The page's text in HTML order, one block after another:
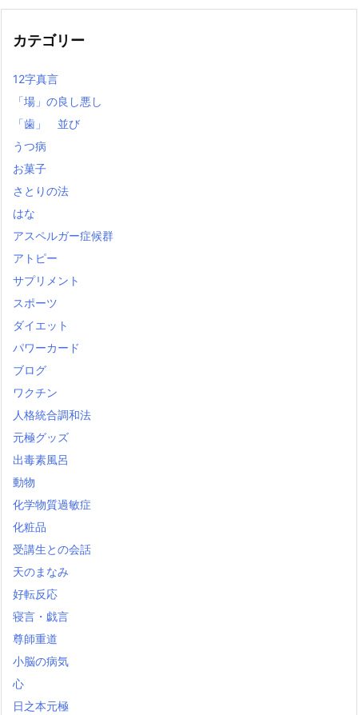
記
カテゴリー
12字真言
「場」の良し悪し
「歯」 並び
うつ病
お菓子
さとりの法
はな
アスペルガー症候群
アトピー
サプリメント
スポーツ
ダイエット
パワーカード
ブログ
ワクチン
人格統合調和法
元極グッズ
出毒素風呂
動物
化学物質過敏症
化粧品
受講生との会話
天のまなみ
好転反応
寝言・戯言
尊師重道
小脳の病気
心
日之本元極